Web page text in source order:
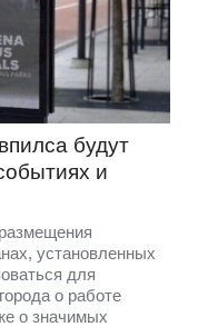
будут
и
установленных
для
о работе
о значимых